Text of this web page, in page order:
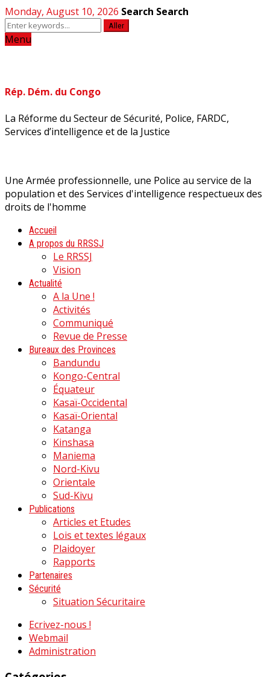
Monday, August 10, 2026 Search Search
Aller
Menu
Rép. Dém. du Congo
La Réforme du Secteur de Sécurité, Police, FARDC,
Services d’intelligence et de la Justice
Une Armée professionnelle, une Police au service de la
population et des Services d'intelligence respectueux des
droits de l'homme
Accueil
A propos du RRSSJ
Le RRSSJ
Vision
Actualité
A la Une !
Activités
Communiqué
Revue de Presse
Bureaux des Provinces
Bandundu
Kongo-Central
Équateur
Kasaï-Occidental
Kasaï-Oriental
Katanga
Kinshasa
Maniema
Nord-Kivu
Orientale
Sud-Kivu
Publications
Articles et Etudes
Lois et textes légaux
Plaidoyer
Rapports
Partenaires
Sécurité
Situation Sécuritaire
Ecrivez-nous !
Webmail
Administration